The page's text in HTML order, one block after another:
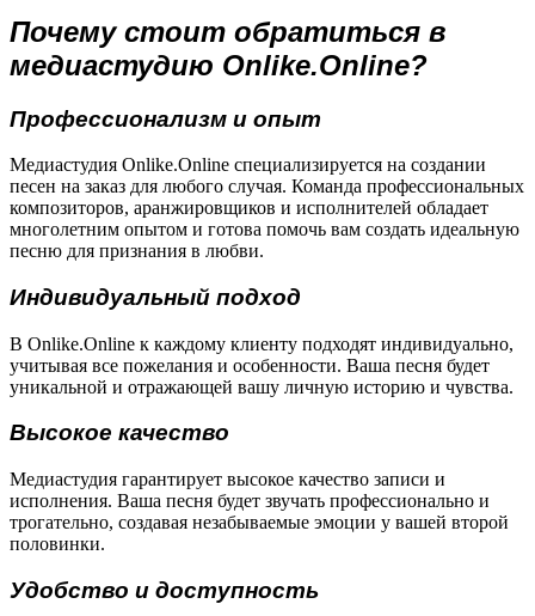
Почему стоит обратиться в
медиастудию Onlike.Online?
Профессионализм и опыт
Медиастудия Onlike.Online специализируется на создании
песен на заказ для любого случая. Команда профессиональных
композиторов, аранжировщиков и исполнителей обладает
многолетним опытом и готова помочь вам создать идеальную
песню для признания в любви.
Индивидуальный подход
В Onlike.Online к каждому клиенту подходят индивидуально,
учитывая все пожелания и особенности. Ваша песня будет
уникальной и отражающей вашу личную историю и чувства.
Высокое качество
Медиастудия гарантирует высокое качество записи и
исполнения. Ваша песня будет звучать профессионально и
трогательно, создавая незабываемые эмоции у вашей второй
половинки.
Удобство и доступность